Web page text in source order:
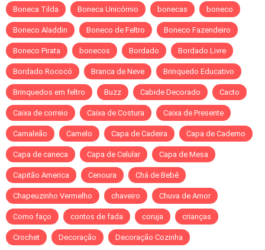
Boneca Tilda Boneca Unicórnio bonecas boneco
Boneco Aladdin Boneco de Feltro Boneco Fazendeiro
Boneco Pirata bonecos Bordado Bordado Livre
Bordado Rococó Branca de Neve Brinquedo Educativo
Brinquedos em feltro Buzz Cabide Decorado Cacto
Caixa de correio Caixa de Costura Caixa de Presente
Camaleão Camelo Capa de Cadeira Capa de Caderno
Capa de caneca Capa de Celular Capa de Mesa
Capitão America Cenoura Chá de Bebê
Chapeuzinho Vermelho chaveiro Chuva de Amor
Como faço contos de fada coruja crianças
Crochet Decoração Decoração Cozinha